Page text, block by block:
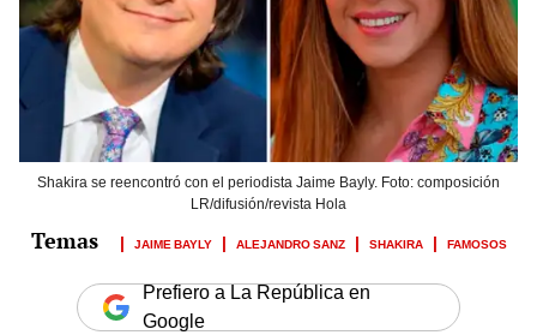
Shakira se reencontró con el periodista Jaime Bayly. Foto: composición
LR/difusión/revista Hola
JAIME BAYLY ALEJANDRO SANZ SHAKIRA FAMOSOS
Prefiero a La República en
Google